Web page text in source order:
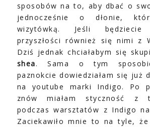
sposobów na to, aby dbać o
jednocześnie o dłonie,
wizytówką. Jeśli
przyszłości również się nimi z
Dziś jednak chciałabym się
shea. Sama o tym
paznokcie dowiedziałam się już
na youtube marki Indigo. Po
znów miałam styczność z
podczas warsztatów z Indigo
Zaciekawiło mnie to na tyle, że